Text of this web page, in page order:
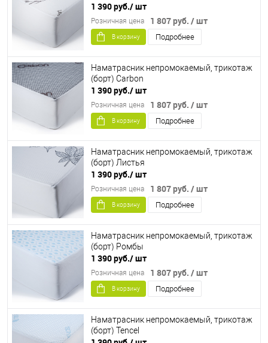
1 390 руб./ шт
1 807 руб. / шт
Розничная цена
В корзину Подробнее
Наматрасник непромокаемый, трикотаж
(борт) Carbon
1 390 руб./ шт
1 807 руб. / шт
Розничная цена
В корзину Подробнее
Наматрасник непромокаемый, трикотаж
(борт) Листья
1 390 руб./ шт
1 807 руб. / шт
Розничная цена
В корзину Подробнее
Наматрасник непромокаемый, трикотаж
(борт) Ромбы
1 390 руб./ шт
1 807 руб. / шт
Розничная цена
В корзину Подробнее
Наматрасник непромокаемый, трикотаж
(борт) Tencel